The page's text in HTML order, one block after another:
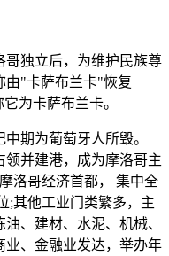
哥独立后，为维护民族尊
由"卡萨布兰卡"恢复
为卡萨布兰卡。
期为葡萄牙人所毁。
领并建港，成为摩洛哥主
洛哥经济首都， 集中全
;其他工业门类繁多，主
、建材、水泥、机械、
业、金融业发达，举办年